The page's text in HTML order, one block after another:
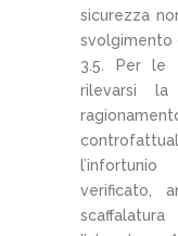
sicurezza
svolgimento
3.5. Per le
rilevarsi
verificato,